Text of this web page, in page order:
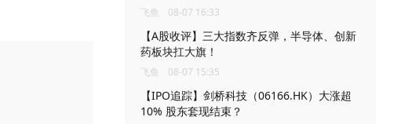
飞鱼 08-07 16:33
【A股收评】三大指数齐反弹，半导体、创新
药板块扛大旗！
飞鱼 08-07 15:35
【IPO追踪】剑桥科技（06166.HK）大涨超
10% 股东套现结束？